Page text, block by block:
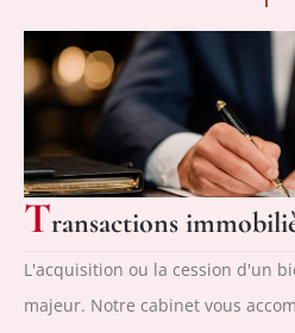
Transactions
L'acquisition ou la cession d'un
majeur. Notre cabinet vous